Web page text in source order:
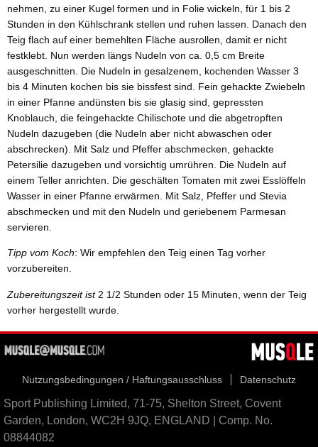
nehmen, zu einer Kugel formen und in Folie wickeln, für 1 bis 2
Stunden in den Kühlschrank stellen und ruhen lassen. Danach den
Teig flach auf einer bemehlten Fläche ausrollen, damit er nicht
festklebt. Nun werden längs Nudeln von ca. 0,5 cm Breite
ausgeschnitten. Die Nudeln in gesalzenem, kochenden Wasser 3
bis 4 Minuten kochen bis sie bissfest sind. Fein gehackte Zwiebeln
in einer Pfanne andünsten bis sie glasig sind, gepressten
Knoblauch, die feingehackte Chilischote und die abgetropften
Nudeln dazugeben (die Nudeln aber nicht abwaschen oder
abschrecken). Mit Salz und Pfeffer abschmecken, gehackte
Petersilie dazugeben und vorsichtig umrühren. Die Nudeln auf
einem Teller anrichten. Die geschälten Tomaten mit zwei Esslöffeln
Wasser in einer Pfanne erwärmen. Mit Salz, Pfeffer und Stevia
abschmecken und mit den Nudeln und geriebenem Parmesan
servieren.
Tipp vom Koch: Wir empfehlen den Teig einen Tag vorher
vorzubereiten.
Zubereitungszeit ist 2 1/2 Stunden oder 15 Minuten, wenn der Teig
vorher hergestellt wurde.
Nutzungsbedingungen / Haftungsausschluss Datenschutz
Sport Publishing Limited, 71-75, Shelton Street, Covent
Garden, London, WC2H 9JQ, ENGLAND | Comp. No.
08844082